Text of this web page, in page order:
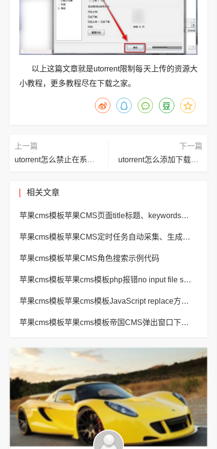
以上这篇文章就是utorrent限制每天上传的资源大
小教程，更多教程尽在下载之家。
上一篇
utorrent怎么禁止在系统托盘图标显示?utorrent禁止在系统托盘图标显示方法
下一篇
utorrent怎么添加下载任务?utorrent添加下载任务方法
相关文章
苹果cms模板苹果CMS页面title标题、keywords关键词、description描述SEO优化
苹果cms模板苹果CMS定时任务自动采集、生成、推送
苹果cms模板苹果CMS角色搜索示例代码
苹果cms模板苹果cms模板php报错no input file specified解决方法
苹果cms模板苹果cms模板JavaScript replace方法替换字符串空格方法
苹果cms模板苹果cms模板帝国CMS弹出窗口下载方式改为点击链接直接下载教程